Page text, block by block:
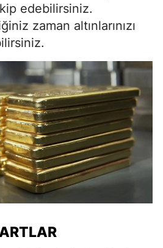
edebilirsiniz.
zaman altınlarınızı